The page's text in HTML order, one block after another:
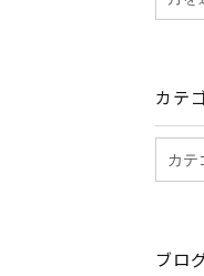
カテ
ブロ